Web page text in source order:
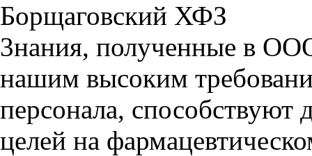
Борщаговский ХФЗ
3нания, полученные в
нашим высоким
персонала,
целей на